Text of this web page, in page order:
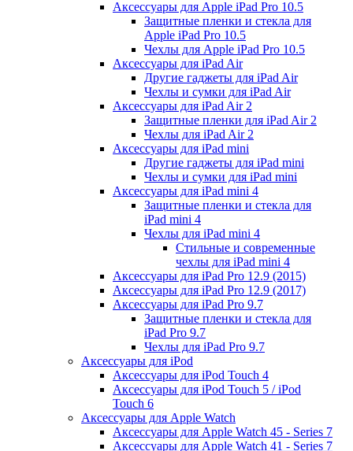
Аксессуары для Apple iPad Pro 10.5
Защитные пленки и стекла для
Apple iPad Pro 10.5
Чехлы для Apple iPad Pro 10.5
Аксессуары для iPad Air
Другие гаджеты для iPad Air
Чехлы и сумки для iPad Air
Аксессуары для iPad Air 2
Защитные пленки для iPad Air 2
Чехлы для iPad Air 2
Аксессуары для iPad mini
Другие гаджеты для iPad mini
Чехлы и сумки для iPad mini
Аксессуары для iPad mini 4
Защитные пленки и стекла для
iPad mini 4
Чехлы для iPad mini 4
Стильные и современные
чехлы для iPad mini 4
Аксессуары для iPad Pro 12.9 (2015)
Аксессуары для iPad Pro 12.9 (2017)
Аксессуары для iPad Pro 9.7
Защитные пленки и стекла для
iPad Pro 9.7
Чехлы для iPad Pro 9.7
Аксессуары для iPod
Аксессуары для iPod Touch 4
Аксессуары для iPod Touch 5 / iPod
Touch 6
Аксессуары для Apple Watch
Аксессуары для Apple Watch 45 - Series 7
Аксессуары для Apple Watch 41 - Series 7